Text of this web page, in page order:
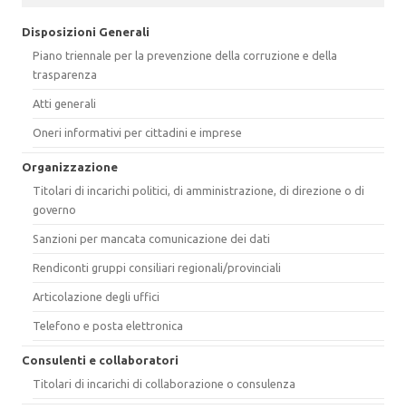
Disposizioni Generali
Piano triennale per la prevenzione della corruzione e della
trasparenza
Atti generali
Oneri informativi per cittadini e imprese
Organizzazione
Titolari di incarichi politici, di amministrazione, di direzione o di
governo
Sanzioni per mancata comunicazione dei dati
Rendiconti gruppi consiliari regionali/provinciali
Articolazione degli uffici
Telefono e posta elettronica
Consulenti e collaboratori
Titolari di incarichi di collaborazione o consulenza